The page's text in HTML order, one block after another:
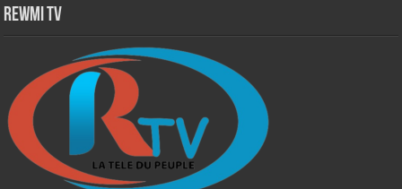
Rewmi TV